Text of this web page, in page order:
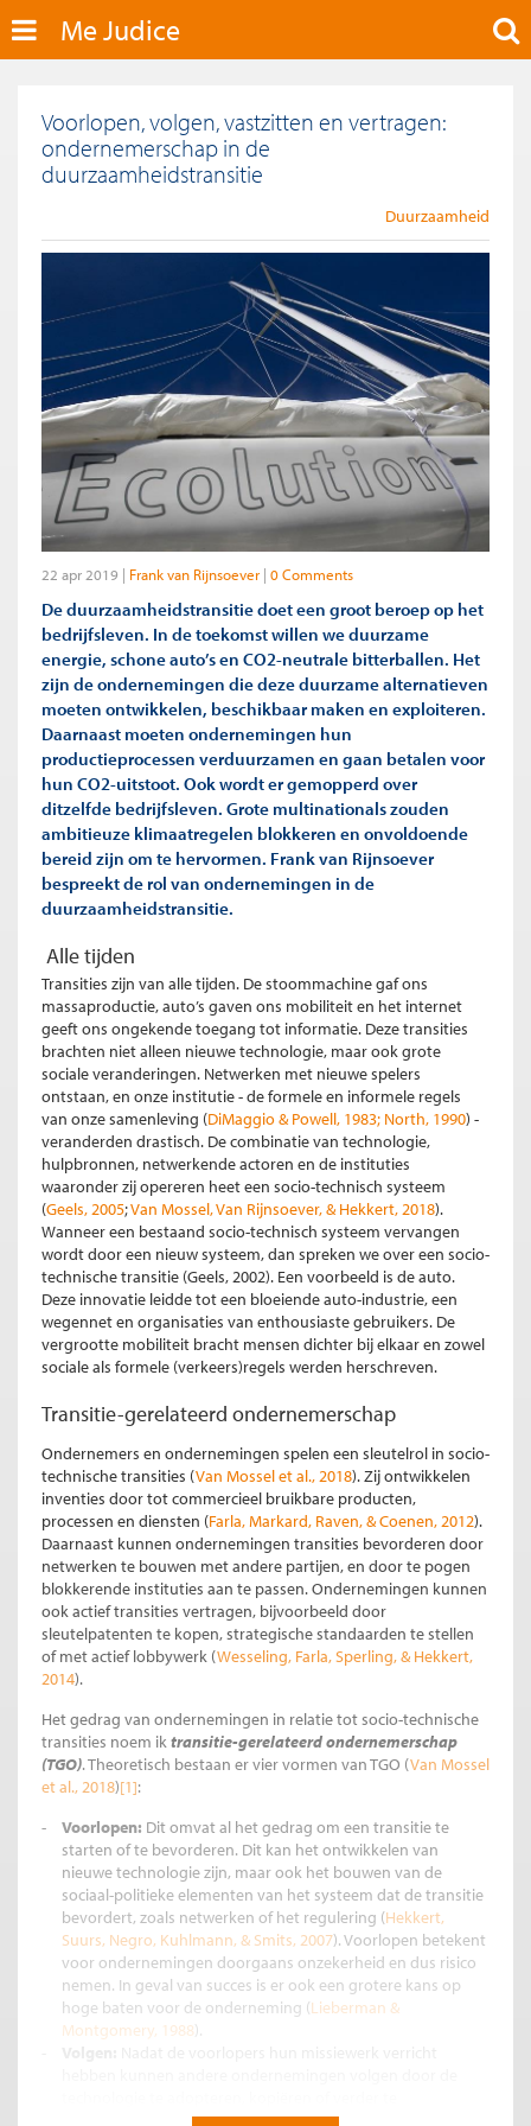
Me Judice
Voorlopen, volgen, vastzitten en vertragen:
ondernemerschap in de
duurzaamheidstransitie
Duurzaamheid
22 apr 2019 Frank van Rijnsoever 0 Comments
De duurzaamheidstransitie doet een groot beroep op het
bedrijfsleven. In de toekomst willen we duurzame
energie, schone auto’s en CO2-neutrale bitterballen. Het
zijn de ondernemingen die deze duurzame alternatieven
moeten ontwikkelen, beschikbaar maken en exploiteren.
Daarnaast moeten ondernemingen hun
productieprocessen verduurzamen en gaan betalen voor
hun CO2-uitstoot. Ook wordt er gemopperd over
ditzelfde bedrijfsleven. Grote multinationals zouden
ambitieuze klimaatregelen blokkeren en onvoldoende
bereid zijn om te hervormen. Frank van Rijnsoever
bespreekt de rol van ondernemingen in de
duurzaamheidstransitie.
Alle tijden
Transities zijn van alle tijden. De stoommachine gaf ons
massaproductie, auto’s gaven ons mobiliteit en het internet
geeft ons ongekende toegang tot informatie. Deze transities
brachten niet alleen nieuwe technologie, maar ook grote
sociale veranderingen. Netwerken met nieuwe spelers
ontstaan, en onze institutie - de formele en informele regels
van onze samenleving (DiMaggio & Powell, 1983; North, 1990) -
veranderden drastisch. De combinatie van technologie,
hulpbronnen, netwerkende actoren en de instituties
waaronder zij opereren heet een socio-technisch systeem
(Geels, 2005;Van Mossel, Van Rijnsoever, & Hekkert, 2018).
Wanneer een bestaand socio-technisch systeem vervangen
wordt door een nieuw systeem, dan spreken we over een socio-
technische transitie (Geels, 2002). Een voorbeeld is de auto.
Deze innovatie leidde tot een bloeiende auto-industrie, een
wegennet en organisaties van enthousiaste gebruikers. De
vergrootte mobiliteit bracht mensen dichter bij elkaar en zowel
sociale als formele (verkeers)regels werden herschreven.
Transitie-gerelateerd ondernemerschap
Ondernemers en ondernemingen spelen een sleutelrol in socio-
technische transities (Van Mossel et al., 2018). Zij ontwikkelen
inventies door tot commercieel bruikbare producten,
processen en diensten (Farla, Markard, Raven, & Coenen, 2012).
Daarnaast kunnen ondernemingen transities bevorderen door
netwerken te bouwen met andere partijen, en door te pogen
blokkerende instituties aan te passen. Ondernemingen kunnen
ook actief transities vertragen, bijvoorbeeld door
sleutelpatenten te kopen, strategische standaarden te stellen
of met actief lobbywerk (Wesseling, Farla, Sperling, & Hekkert,
2014).
Het gedrag van ondernemingen in relatie tot socio-technische
transities noem ik transitie-gerelateerd ondernemerschap
(TGO). Theoretisch bestaan er vier vormen van TGO (Van Mossel
et al., 2018)[1]:
Voorlopen: Dit omvat al het gedrag om een transitie te
starten of te bevorderen. Dit kan het ontwikkelen van
nieuwe technologie zijn, maar ook het bouwen van de
sociaal-politieke elementen van het systeem dat de transitie
bevordert, zoals netwerken of het regulering (Hekkert,
Suurs, Negro, Kuhlmann, & Smits, 2007). Voorlopen betekent
voor ondernemingen doorgaans onzekerheid en dus risico
nemen. In geval van succes is er ook een grotere kans op
hoge baten voor de onderneming (Lieberman &
Montgomery, 1988).
ontwikkelen. Doordat er al meer bekend is, zijn de risico’s